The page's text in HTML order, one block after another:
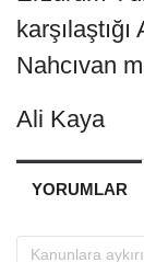
Nahcıvan
Ali Kaya
YORUMLAR